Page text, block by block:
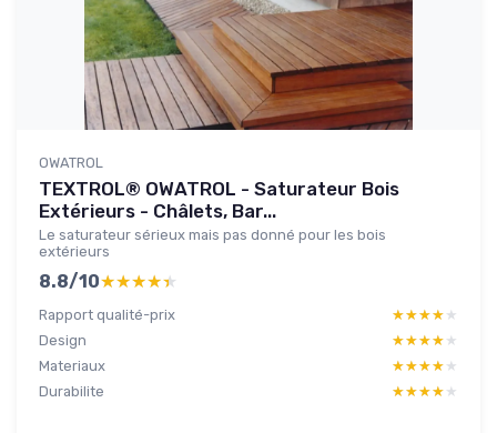
OWATROL
TEXTROL® OWATROL - Saturateur Bois
Extérieurs - Châlets, Bar...
Le saturateur sérieux mais pas donné pour les bois
extérieurs
8.8/10★★★★★
★★★★★
Rapport qualité-prix ★★★★★
★★★★★
Design
★★★★★
★★★★★
Materiaux
★★★★★
★★★★★
Durabilite
★★★★★
★★★★★